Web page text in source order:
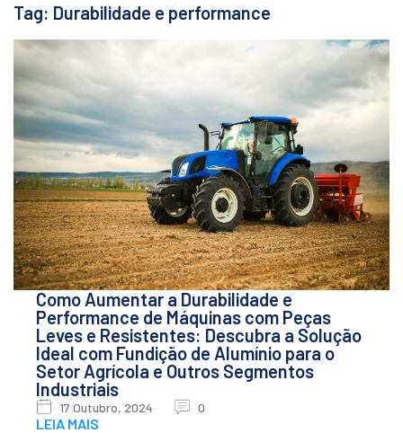
Tag: Durabilidade e performance
Como Aumentar a Durabilidade e
Performance de Máquinas com Peças
Leves e Resistentes: Descubra a Solução
Ideal com Fundição de Alumínio para o
Setor Agrícola e Outros Segmentos
Industriais
17 Outubro, 2024 0
LEIA MAIS